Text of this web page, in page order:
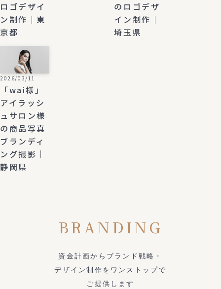
ロゴデザイ
ン制作｜東
京都
のロゴデザ
イン制作｜
埼玉県
2026/03/11
「wai様」
アイラッシ
ュサロン様
の商品写真
ブランディ
ング撮影｜
静岡県
BRANDING
資金計画からブランド戦略・
デザイン制作をワンストップで
ご提供します